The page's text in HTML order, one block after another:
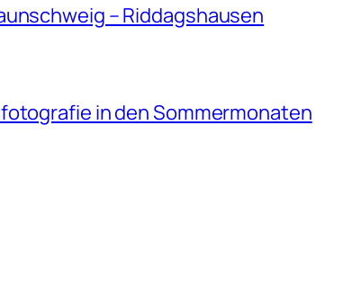
– Riddagshausen
in den Sommermonaten